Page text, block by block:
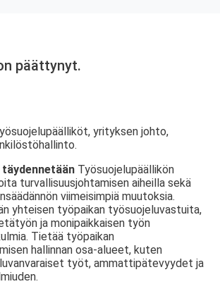
päättynyt.
yrityksen johto,
Työsuojelupäällikön
turvallisuusjohtamisen aiheilla sekä
viimeisimpiä muutoksia.
yhteisen työpaikan työsuojeluvastuita,
ja monipaikkaisen työn
Tietää työpaikan
hallinnan osa-alueet, kuten
työt, ammattipätevyydet ja